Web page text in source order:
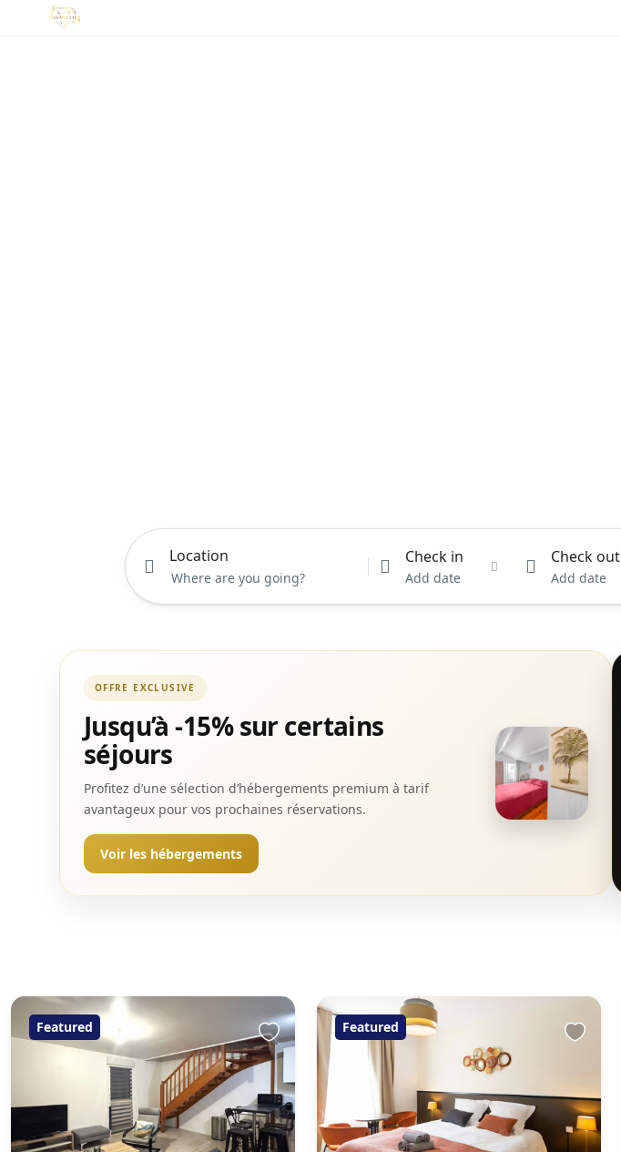
Location Check in
Add date
Check out
Add date
OFFRE EXCLUSIVE
Jusqu’à -15% sur certains
séjours
Profitez d’une sélection d’hébergements premium à tarif
avantageux pour vos prochaines réservations.
Voir les hébergements
Featured Featured